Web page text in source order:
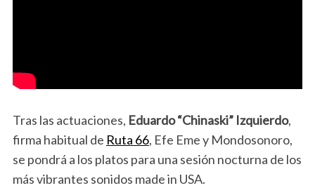
Tras las actuaciones, Eduardo “Chinaski” Izquierdo,
firma habitual de Ruta 66, Efe Eme y Mondosonoro,
se pondrá a los platos para una sesión nocturna de los
más vibrantes sonidos made in USA.